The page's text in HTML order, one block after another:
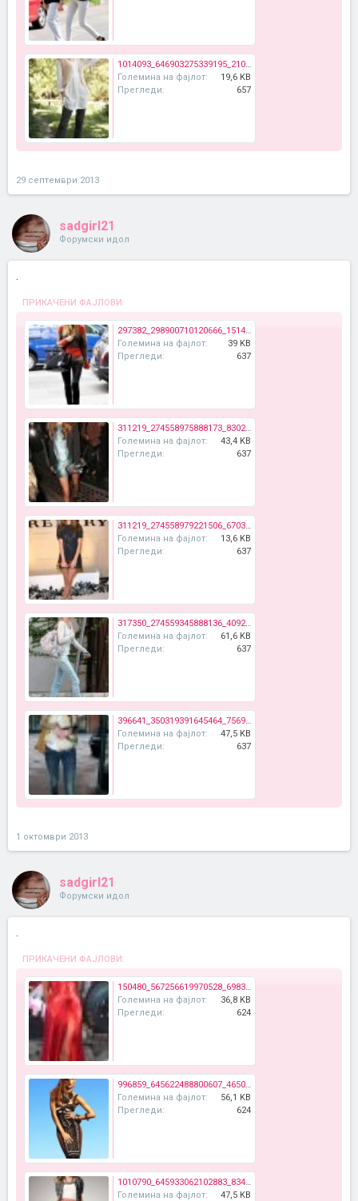
1014093_646903275339195_2108403900_n.jpg
Големина на фајлот:
19,6 KB
Прегледи:
657
29 септември 2013
sadgirl21
Форумски идол
ПРИКАЧЕНИ ФАЈЛОВИ:
297382_298900710120666_1514148578_n.jpg
Големина на фајлот:
39 KB
Прегледи:
637
311219_274558975888173_8302793_n.jpg
Големина на фајлот:
43,4 KB
Прегледи:
637
311219_274558979221506_6703781_n.jpg
Големина на фајлот:
13,6 KB
Прегледи:
637
317350_274559345888136_4092489_n.jpg
Големина на фајлот:
61,6 KB
Прегледи:
637
396641_350319391645464_75697695_n.jpg
Големина на фајлот:
47,5 KB
Прегледи:
637
1 октомври 2013
sadgirl21
Форумски идол
ПРИКАЧЕНИ ФАЈЛОВИ:
150480_567256619970528_698354066_n.jpg
Големина на фајлот:
36,8 KB
Прегледи:
624
996859_645622488800607_465068693_n.jpg
Големина на фајлот:
56,1 KB
Прегледи:
624
1010790_645933062102883_834523499_n.jpg
Големина на фајлот:
47,5 KB